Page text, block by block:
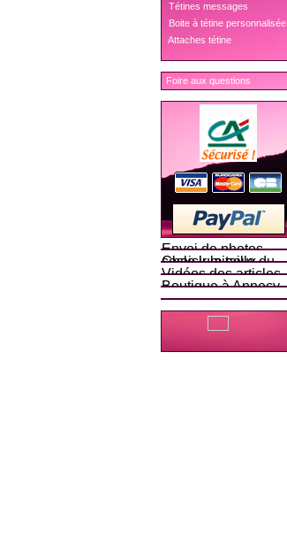
 Tétines messages
 Boite à tétine personnalisée
 Attaches tétine
Foire aux questions
Envoi de photos
Choisir la taille du socle lumineux
Vidéos des articles
Boutique à Annecy